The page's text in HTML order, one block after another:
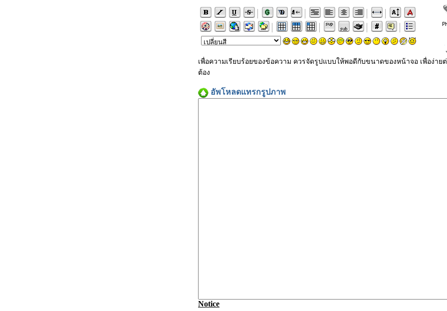
เพื่อความเรียบร้อยของข้อความ ควรจัดรูปแบบให้พอดีกับขนาดของหน้าจอ เพื่อง่า
ต้อง
อัพโหลดแทรกรูปภาพ
Notice